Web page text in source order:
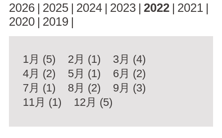
2026 2025 2024 2023 2022
2021
2020
2019
1月 (5) 2月 (1)
3月 (4)
4月 (2)
5月 (1)
6月 (2)
7月 (1)
8月 (2)
9月 (3)
11月 (1)
12月 (5)